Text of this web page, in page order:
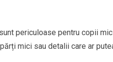
periculoase pentru copii
mici sau detalii care ar